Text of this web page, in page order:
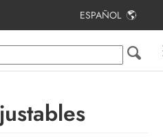
ESPAÑOL
Índice
este documento
entrega